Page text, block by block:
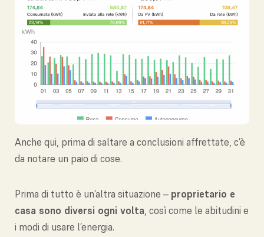
Anche qui, prima di saltare a conclusioni affrettate, c’è
da notare un paio di cose.
Prima di tutto è un’altra situazione – proprietario e
casa sono diversi ogni volta, così come le abitudini e
i modi di usare l’energia.